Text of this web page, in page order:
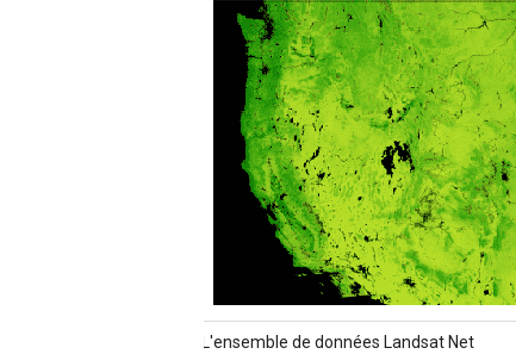
L'ensemble de données Landsat Net